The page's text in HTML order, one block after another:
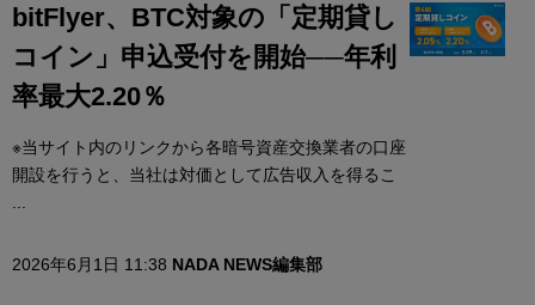
bitFlyer、BTC対象の「定期貸し
コイン」申込受付を開始──年利
率最大2.20％
※当サイト内のリンクから各暗号資産交換業者の口座
開設を行うと、当社は対価として広告収入を得るこ
2026年6月1日 11:38 NADA NEWS編集部